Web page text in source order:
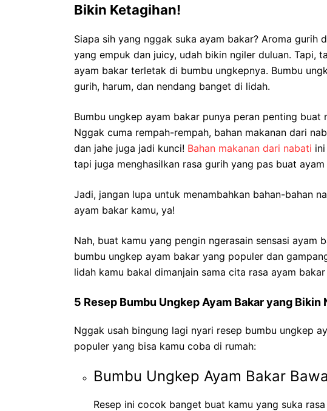
Bikin Ketagihan!
Siapa sih yang nggak suka ayam bakar? Aroma gurih
yang empuk dan juicy, udah bikin ngiler duluan. Tapi,
ayam bakar terletak di bumbu ungkepnya. Bumbu
gurih, harum, dan nendang banget di lidah.
Bumbu ungkep ayam bakar punya peran penting
Nggak cuma rempah-rempah, bahan makanan dari
dan jahe juga jadi kunci! Bahan makanan dari nabati
tapi juga menghasilkan rasa gurih yang pas buat ayam
Jadi, jangan lupa untuk menambahkan bahan-bahan
ayam bakar kamu, ya!
Nah, buat kamu yang pengin ngerasain sensasi ayam
bumbu ungkep ayam bakar yang populer dan
lidah kamu bakal dimanjain sama cita rasa ayam
5 Resep Bumbu Ungkep Ayam Bakar yang Bikin
Nggak usah bingung lagi nyari resep bumbu ungkep
populer yang bisa kamu coba di rumah:
Bumbu Ungkep Ayam Bakar
Resep ini cocok banget buat kamu yang suka